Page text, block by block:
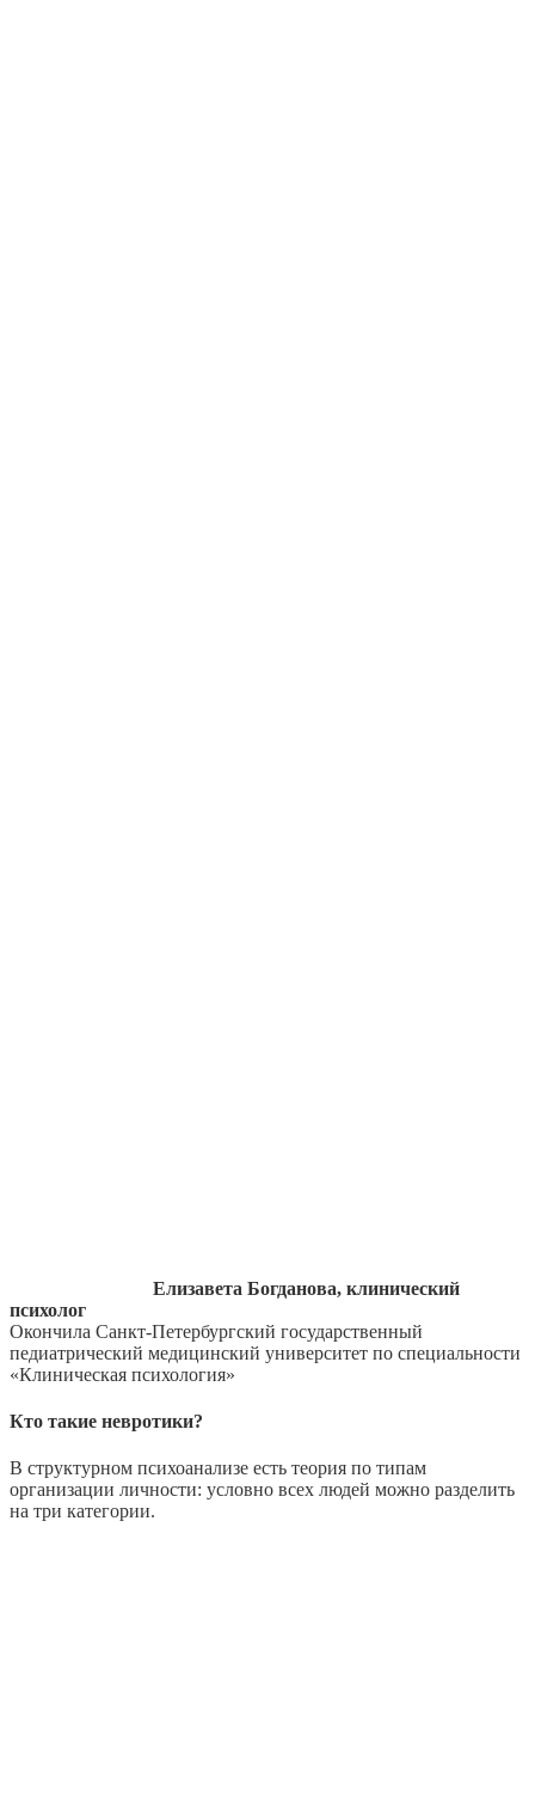
Елизавета Богданова, клинический
психолог
Окончила Санкт-Петербургский государственный
педиатрический медицинский университет по специальности
«Клиническая психология»
Кто такие невротики?
В структурном психоанализе есть теория по типам
организации личности: условно всех людей можно разделить
на три категории.